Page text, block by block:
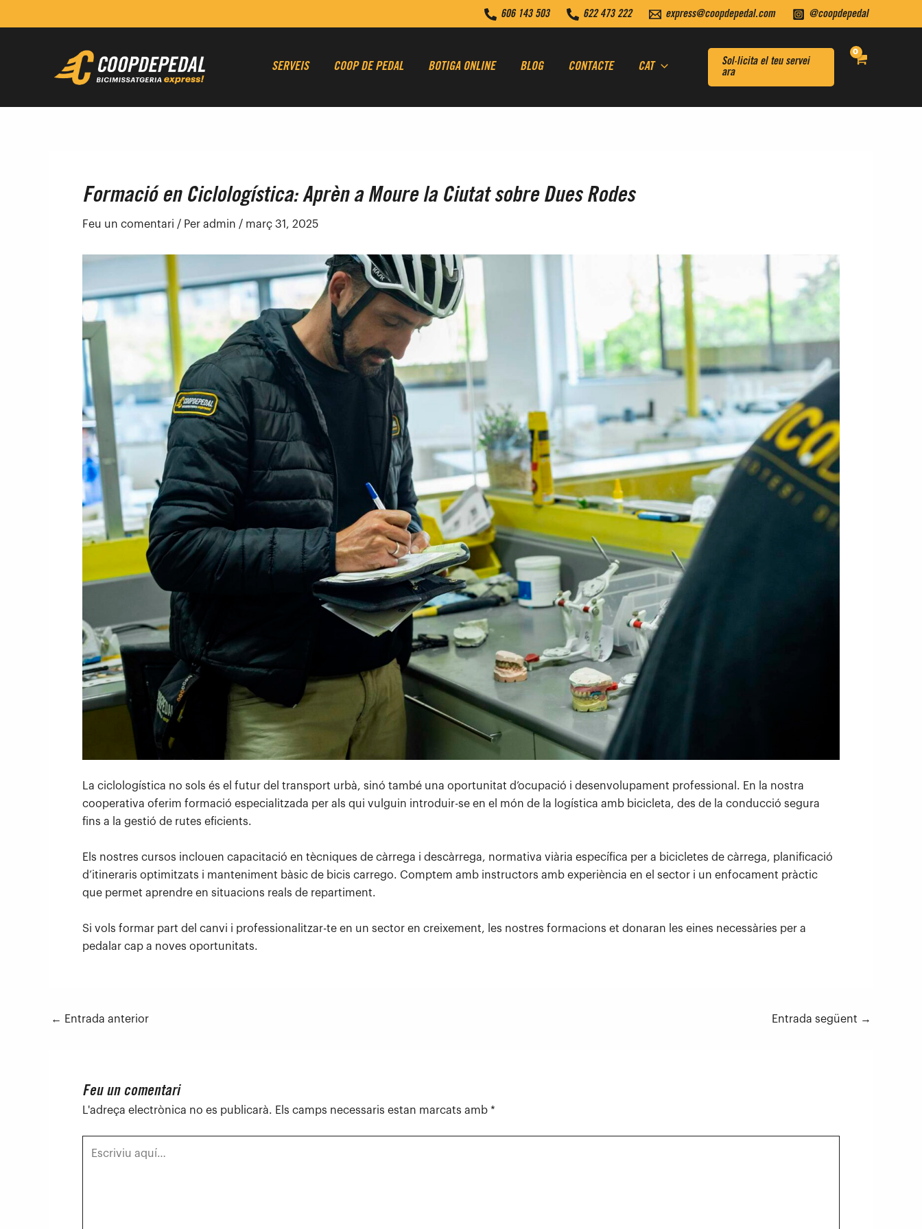
al
606 143 503 622 473 222 express@coopdepedal.com @coopdepedal
SERVEIS COOP DE PEDAL BOTIGA ONLINE BLOG CONTACTE CAT
Sol·licita el teu servei
ara
Formació en Ciclologística: Aprèn a Moure la Ciutat sobre Dues Rodes
Feu un comentari / Per admin / març 31, 2025
La ciclologística no sols és el futur del transport urbà, sinó també una oportunitat d’ocupació i desenvolupament professional. En la nostra
cooperativa oferim formació especialitzada per als qui vulguin introduir-se en el món de la logística amb bicicleta, des de la conducció segura
fins a la gestió de rutes eficients.
Els nostres cursos inclouen capacitació en tècniques de càrrega i descàrrega, normativa viària específica per a bicicletes de càrrega, planificació
d’itineraris optimitzats i manteniment bàsic de bicis carrego. Comptem amb instructors amb experiència en el sector i un enfocament pràctic
que permet aprendre en situacions reals de repartiment.
Si vols formar part del canvi i professionalitzar-te en un sector en creixement, les nostres formacions et donaran les eines necessàries per a
pedalar cap a noves oportunitats.
d'entrades
← Entrada anterior Entrada següent →
Feu un comentari
L'adreça electrònica no es publicarà. Els camps necessaris estan marcats amb *